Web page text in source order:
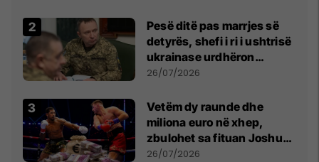
Pesë ditë pas marrjes së
detyrës, shefi i ri i ushtrisë
ukrainase urdhëron
kontroll të madh
26/07/2026
Vetëm dy raunde dhe
miliona euro në xhep,
zbulohet sa fituan Joshua
e Prenga
26/07/2026